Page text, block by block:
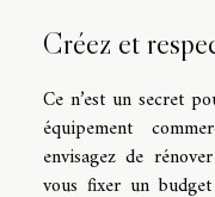
Créez et
Ce n’est un secret
équipement
envisagez de
vous fixer un